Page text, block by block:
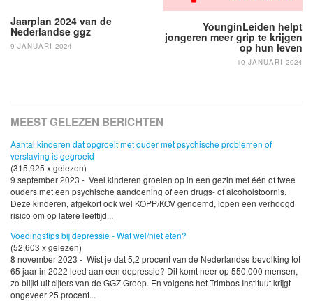
YounginLeiden helpt
jongeren meer grip te krijgen
op hun leven
10 JANUARI 2024
Jaarplan 2024 van de
Nederlandse ggz
9 JANUARI 2024
MEEST GELEZEN BERICHTEN
Aantal kinderen dat opgroeit met ouder met psychische problemen of
verslaving is gegroeid
(315,925 x gelezen)
9 september 2023 - Veel kinderen groeien op in een gezin met één of twee
ouders met een psychische aandoening of een drugs- of alcoholstoornis.
Deze kinderen, afgekort ook wel KOPP/KOV genoemd, lopen een verhoogd
risico om op latere leeftijd...
Voedingstips bij depressie - Wat wel/niet eten?
(52,603 x gelezen)
8 november 2023 - Wist je dat 5,2 procent van de Nederlandse bevolking tot
65 jaar in 2022 leed aan een depressie? Dit komt neer op 550.000 mensen,
zo blijkt uit cijfers van de GGZ Groep. En volgens het Trimbos Instituut krijgt
ongeveer 25 procent...